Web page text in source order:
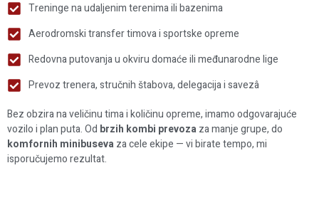
Treninge na udaljenim terenima ili bazenima
Aerodromski transfer timova i sportske opreme
Redovna putovanja u okviru domaće ili međunarodne lige
Prevoz trenera, stručnih štabova, delegacija i savezâ
Bez obzira na veličinu tima i količinu opreme, imamo odgovarajuće
vozilo i plan puta. Od brzih kombi prevozaza manje grupe, do
komfornih minibusevaza cele ekipe — vi birate tempo, mi
isporučujemo rezultat.